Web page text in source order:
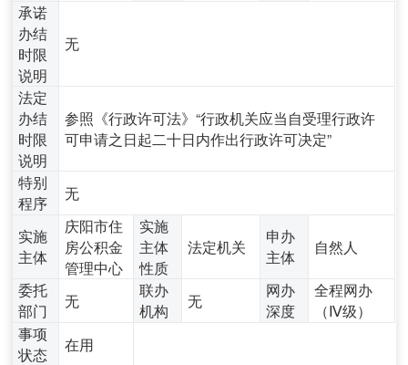
承诺
办结
时限
说明
无
法定
办结
时限
说明
参照《行政许可法》“行政机关应当自受理行政许
可申请之日起二十日内作出行政许可决定”
特别
程序
无
实施
主体
庆阳市住
房公积金
管理中心
实施
主体
性质
法定机关
申办
主体
自然人
委托
部门
无
联办
机构
无
网办
深度
全程网办
（Ⅳ级）
事项
状态
在用